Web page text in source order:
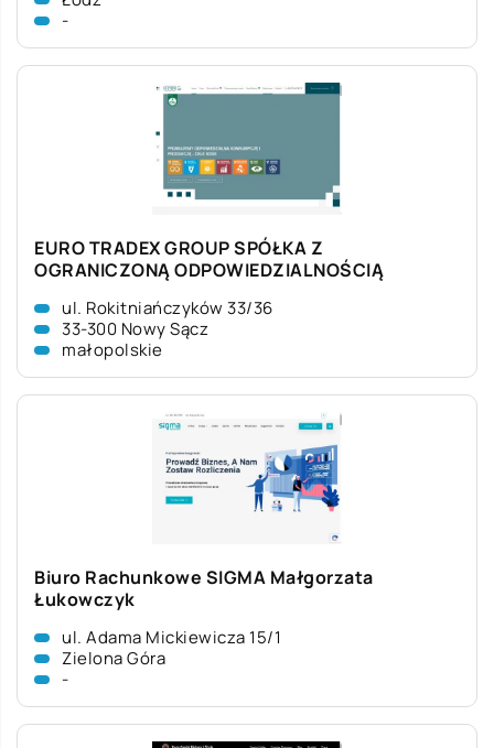
-
EURO TRADEX GROUP SPÓŁKA Z
OGRANICZONĄ ODPOWIEDZIALNOŚCIĄ
ul. Rokitniańczyków 33/36
33-300 Nowy Sącz
małopolskie
Biuro Rachunkowe SIGMA Małgorzata
Łukowczyk
ul. Adama Mickiewicza 15/1
Zielona Góra
-